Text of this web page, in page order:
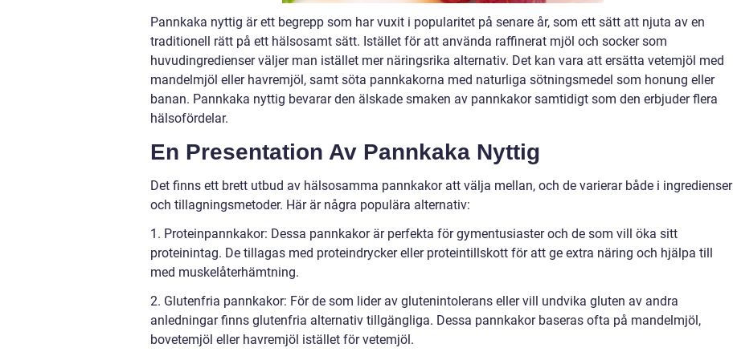
Pannkaka nyttig är ett begrepp som har vuxit i popularitet på senare år, som ett sätt att njuta av en
traditionell rätt på ett hälsosamt sätt. Istället för att använda raffinerat mjöl och socker som
huvudingredienser väljer man istället mer näringsrika alternativ. Det kan vara att ersätta vetemjöl med
mandelmjöl eller havremjöl, samt söta pannkakorna med naturliga sötningsmedel som honung eller
banan. Pannkaka nyttig bevarar den älskade smaken av pannkakor samtidigt som den erbjuder flera
hälsofördelar.
En Presentation Av Pannkaka Nyttig
Det finns ett brett utbud av hälsosamma pannkakor att välja mellan, och de varierar både i ingredienser
och tillagningsmetoder. Här är några populära alternativ:
1. Proteinpannkakor: Dessa pannkakor är perfekta för gymentusiaster och de som vill öka sitt
proteinintag. De tillagas med proteindrycker eller proteintillskott för att ge extra näring och hjälpa till
med muskelåterhämtning.
2. Glutenfria pannkakor: För de som lider av glutenintolerans eller vill undvika gluten av andra
anledningar finns glutenfria alternativ tillgängliga. Dessa pannkakor baseras ofta på mandelmjöl,
bovetemjöl eller havremjöl istället för vetemjöl.